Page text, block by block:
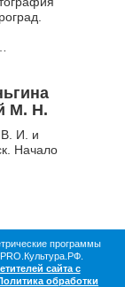
М. Н.
В. И. и
Начало
жизнь
Контакты
программы
сайта с
обработки